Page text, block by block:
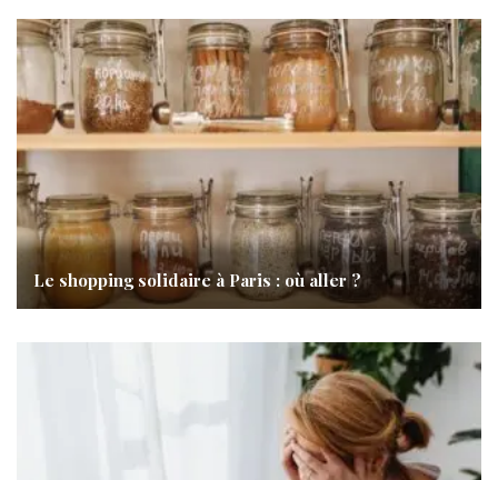
Le shopping solidaire à Paris : où aller ?